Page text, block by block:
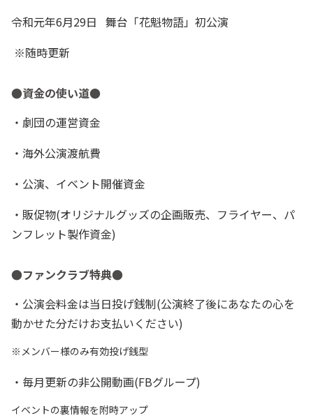
令和元年6月29日 舞台「花魁物語」初公演
※随時更新
●資金の使い道●
・劇団の運営資金
・海外公演渡航費
・公演、イベント開催資金
・販促物(オリジナルグッズの企画販売、フライヤー、パ
ンフレット製作資金)
●ファンクラブ特典●
・公演会料金は当日投げ銭制(公演終了後にあなたの心を
動かせた分だけお支払いください)
※メンバー様のみ有効投げ銭型
・毎月更新の非公開動画(FBグループ)
イベントの裏情報を附時アップ